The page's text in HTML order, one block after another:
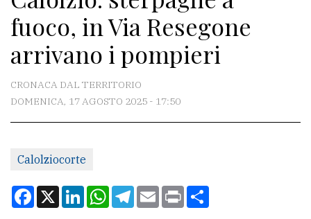
Meteo
CONTATTI
La
redazione
Per
tua
fuoco, in Via Resegone
arrivano i pompieri
CRONACA DAL TERRITORIO
DOMENICA, 17 AGOSTO 2025 - 17:50
Calolziocorte
Facebook
X LinkedInWhatsApp
Telegram
EmailPrint